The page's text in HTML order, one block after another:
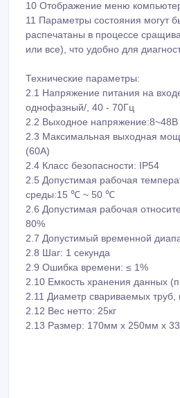
2.1 Напряжение питания на
однофазный/, 40 - 70Гц
2.2 Выходное напряжение:8~48В
2.3 Максимальная выходная
2.4 Класс безопасности: IP54
2.5 Допустимая рабочая
среды:15 ℃ ~ 50 ℃
2.6 Допустимая рабочая
80%
2.7 Допустимый временной
2.8 Шаг: 1 секунда
2.9 Ошибка времени: ≤ 1%
2.10 Емкость хранения данных
2.11 Диаметр свариваемых
2.12 Вес нетто: 25кг
2.13 Размер: 170мм x 250мм x